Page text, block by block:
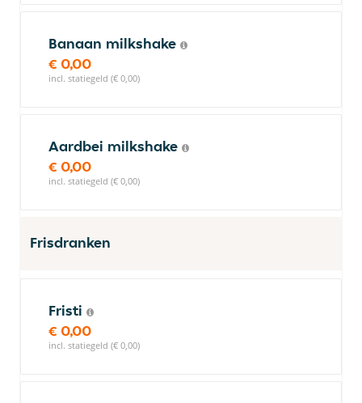
Banaan milkshake
€ 0,00
incl. statiegeld (€ 0,00)
Aardbei milkshake
€ 0,00
incl. statiegeld (€ 0,00)
Frisdranken
Fristi
€ 0,00
incl. statiegeld (€ 0,00)